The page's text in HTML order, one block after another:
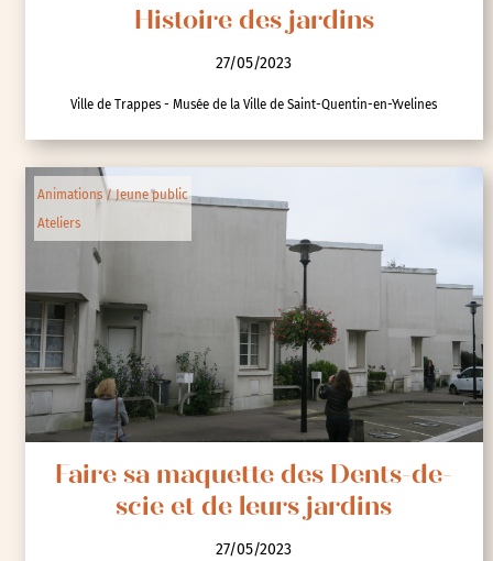
Histoire des jardins
27/05/2023
Ville de Trappes - Musée de la Ville de Saint-Quentin-en-Yvelines
Animations / Jeune public
Ateliers
Faire sa maquette des Dents-de-
scie et de leurs jardins
27/05/2023